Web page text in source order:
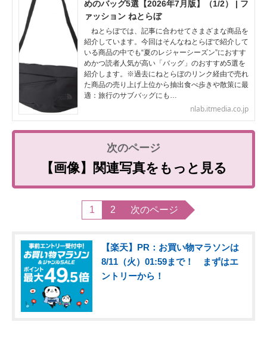
めのバッグ5選【2026年7月版】（1/2） | フ
ァッション ねとらぼ
ねとらぼでは、記事に合わせてさまざまな商品を
紹介しています。今回はそんなねとらぼで紹介して
いる商品の中でも“夏のレジャーシーズン”におすす
めかつ読者人気が高い「バッグ」のおすすめ5選を
紹介します。※過去にねとらぼのリンク経由で売れ
た商品の売り上げ上位から抽出食べ歩きや散策に最
適：旅行のサブバッグにも…
nlab.itmedia.co.jp
【画像】関連写真をもっと見る
1 2 次のページ
【楽天】PR：お買い物マラソンは
8/11（火）01:59まで！ まずはエ
ントリーから！